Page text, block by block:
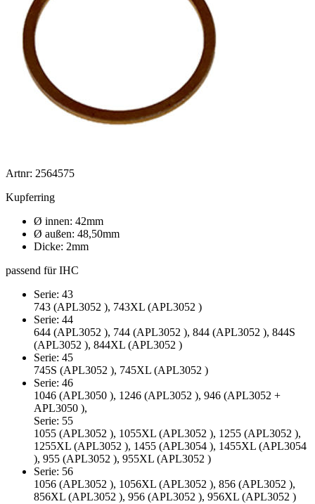
Artnr: 2564575
Kupferring
Ø innen: 42mm
Ø außen: 48,50mm
Dicke: 2mm
passend für IHC
Serie: 43
743 (APL3052 ), 743XL (APL3052 )
Serie: 44
644 (APL3052 ), 744 (APL3052 ), 844 (APL3052 ), 844S
(APL3052 ), 844XL (APL3052 )
Serie: 45
745S (APL3052 ), 745XL (APL3052 )
Serie: 46
1046 (APL3050 ), 1246 (APL3052 ), 946 (APL3052 +
APL3050 ),
Serie: 55
1055 (APL3052 ), 1055XL (APL3052 ), 1255 (APL3052 ),
1255XL (APL3052 ), 1455 (APL3054 ), 1455XL (APL3054
), 955 (APL3052 ), 955XL (APL3052 )
Serie: 56
1056 (APL3052 ), 1056XL (APL3052 ), 856 (APL3052 ),
856XL (APL3052 ), 956 (APL3052 ), 956XL (APL3052 )